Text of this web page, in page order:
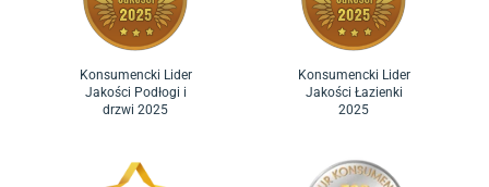
Konsumencki Lider
Jakości Podłogi i
drzwi 2025
Konsumencki Lider
Jakości Łazienki
2025